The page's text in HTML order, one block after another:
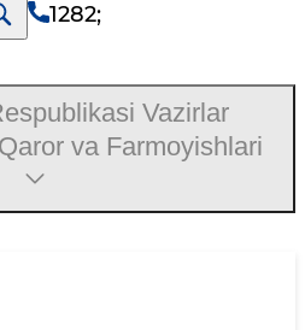
1282;
Vazirlar
va Farmoyishlari